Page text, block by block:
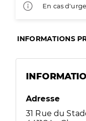
En cas
INFORMATIONS
Adresse
31 Rue du